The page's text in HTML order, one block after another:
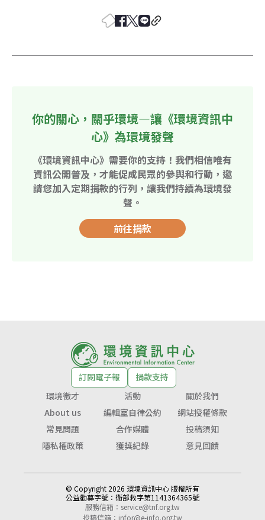
你的關心，關乎環境—讓《環境資訊中
心》為環境發聲
《環境資訊中心》需要你的支持！我們相信唯有
資訊公開普及，才能促成民眾的參與和行動，邀
請您加入定期捐款的行列，讓我們持續為環境發
聲。
前往捐款
訂閱電子報
捐款支持
環境徵才
活動
關於我們
About us
編輯室自律公約
網站授權條款
常見問題
合作媒體
投稿須知
隱私權政策
獲獎紀錄 意見回饋
© Copyright 2026 環境資訊中心 版權所有
公益勸募字號： 衛部救字第1141364365號
服務信箱： service@tnf.org.tw
投稿信箱： infor@e-info.org.tw